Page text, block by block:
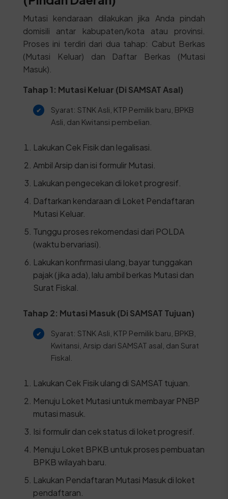
Mutasi kendaraan dilakukan jika Anda pindah
domisili antar kabupaten/kota atau provinsi.
Proses ini terdiri dari dua tahap: Cabut Berkas
(Mutasi Keluar) dan Daftar Berkas (Mutasi
Masuk).
Tahap 1: Mutasi Keluar (Di SAMSAT Asal)
Syarat: STNK Asli, KTP Pemilik baru, BPKB
Asli, dan Kwitansi pembelian.
Lakukan Cek Fisik dan legalisasi.
Ambil Arsip dan isi formulir Mutasi.
Lakukan pengecekan di loket progresif.
Daftarkan kendaraan di Loket Pendaftaran
Mutasi Keluar.
Tunggu proses rekomendasi dari POLDA
(waktu bervariasi).
Lakukan konfirmasi ulang, bayar tunggakan
pajak (jika ada), lalu ambil berkas Mutasi dan
Surat Fiskal.
Tahap 2: Mutasi Masuk (Di SAMSAT Tujuan)
Syarat: STNK Asli, KTP Pemilik baru, BPKB,
Kwitansi, Arsip dari SAMSAT asal, dan Surat
Fiskal.
Lakukan Cek Fisik ulang di SAMSAT tujuan.
Menuju Loket Mutasi untuk membayar PNBP
mutasi masuk.
Isi formulir dan cek status di loket progresif.
Menuju Loket BPKB untuk proses pembuatan
BPKB wilayah baru.
Lakukan Pendaftaran Mutasi Masuk di loket
pendaftaran.